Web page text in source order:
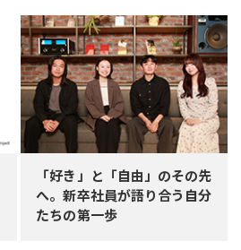
「好き」と「自由」のその先
へ。新卒社員が語り合う自分
たちの第一歩